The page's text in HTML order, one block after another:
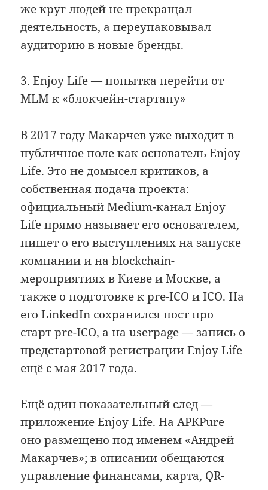
же круг людей не прекращал
деятельность, а переупаковывал
аудиторию в новые бренды.
3. Enjoy Life — попытка перейти от
MLM к «блокчейн-стартапу»
В 2017 году Макарчев уже выходит в
публичное поле как основатель Enjoy
Life. Это не домысел критиков, а
собственная подача проекта:
официальный Medium-канал Enjoy
Life прямо называет его основателем,
пишет о его выступлениях на запуске
компании и на blockchain-
мероприятиях в Киеве и Москве, а
также о подготовке к pre-ICO и ICO. На
его LinkedIn сохранился пост про
старт pre-ICO, а на userpage — запись о
предстартовой регистрации Enjoy Life
ещё с мая 2017 года.
Ещё один показательный след —
приложение Enjoy Life. На APKPure
оно размещено под именем «Андрей
Макарчев»; в описании обещаются
управление финансами, карта, QR-